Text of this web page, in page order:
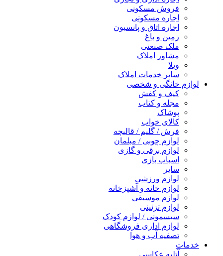
فروش مسکونی
اجاره مسکونی
اجاره اتاق و پانسیون
زمین و باغ
ملک صنعتی
مشاور املاک
ویلا
سایر خدمات املاک
لوازم خانگی و شخصی
کیف و کفش
مجله و کتاب
پوشاک
کالای خواب
فرش / گلیم / قالیچه
لوازم چوبی / مبلمان
لوازم برقی و گازی
اسباب بازی
سایر
لوازم ورزشی
لوازم خانه و آشپزخانه
لوازم موسیقی
لوازم تزئینی
سیسمونی / لوازم کودک
لوازم اداری فروشگاهی
تصفیه آب و هوا
خدمات